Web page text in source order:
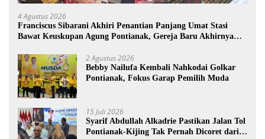
4 Agustus 2026
Franciscus Sibarani Akhiri Penantian Panjang Umat Stasi
Bawat Keuskupan Agung Pontianak, Gereja Baru Akhirnya
2 Agustus 2026
Bebby Nailufa Kembali Nahkodai Golkar
Pontianak, Fokus Garap Pemilih Muda
15 Juli 2026
Syarif Abdullah Alkadrie Pastikan Jalan Tol
Pontianak-Kijing Tak Pernah Dicoret dari